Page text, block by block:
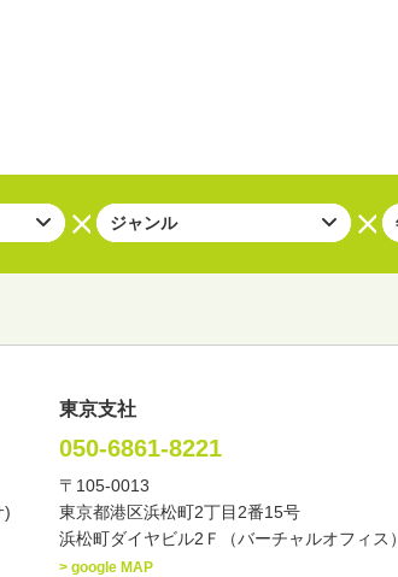
ラエティー
講談 モーションアクター
)
東京支社
050-6861-8221
〒105-0013
東京都港区浜松町2丁目2番15号
浜松町ダイヤビル2Ｆ（バーチャルオフィス）
> google MAP